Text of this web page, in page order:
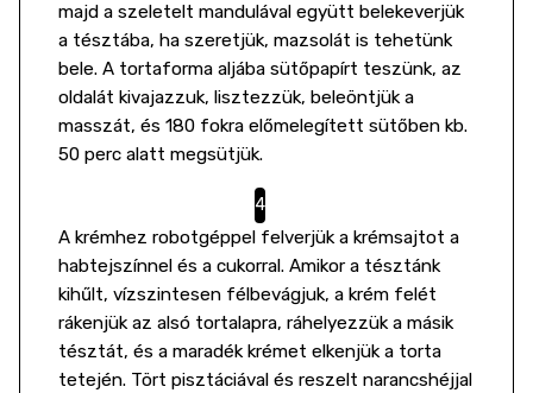
majd a szeletelt mandulával együtt belekeverjük
a tésztába, ha szeretjük, mazsolát is tehetünk
bele. A tortaforma aljába sütőpapírt teszünk, az
oldalát kivajazzuk, lisztezzük, beleöntjük a
masszát, és 180 fokra előmelegített sütőben kb.
50 perc alatt megsütjük.
A krémhez robotgéppel felverjük a krémsajtot a
habtejszínnel és a cukorral. Amikor a tésztánk
kihűlt, vízszintesen félbevágjuk, a krém felét
rákenjük az alsó tortalapra, ráhelyezzük a másik
tésztát, és a maradék krémet elkenjük a torta
tetején. Tört pisztáciával és reszelt narancshéjjal